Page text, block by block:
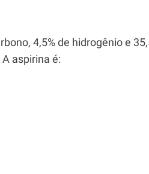
4,5% de hidrogênio e
aspirina é: